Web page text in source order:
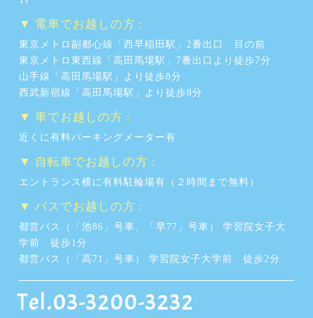
▼ 電車でお越しの方 :
東京メトロ副都心線「西早稲田駅」2番出口 目の前
東京メトロ東西線「高田馬場駅」7番出口より徒歩7分
山手線「高田馬場駅」より徒歩8分
西武新宿線「高田馬場駅」より徒歩8分
▼ 車でお越しの方 :
近くに有料パーキングメーター有
▼ 自転車でお越しの方 :
エントランス横に有料駐輪場有（２時間まで無料）
▼ バスでお越しの方 :
都営バス（「池86」号車、「早77」号車） 学習院女子大
学前 徒歩1分
都営バス（「高71」号車） 学習院女子大学前 徒歩2分
Tel.03-3200-3232